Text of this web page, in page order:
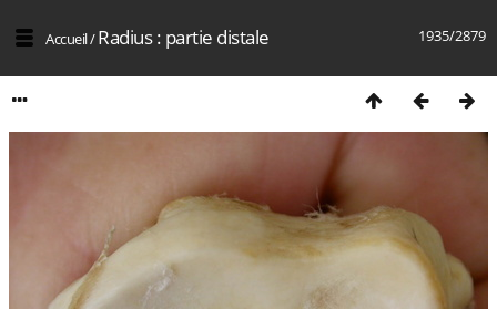
1935/2879
Accueil/Radius : partie distale